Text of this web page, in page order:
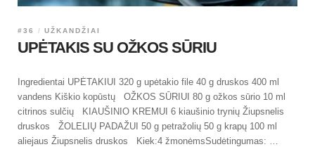
#36 UŽKANDŽIAI
UPĖTAKIS SU OŽKOS SŪRIU
Ingredientai UPĖTAKIUI 320 g upėtakio file 40 g druskos 400 ml
vandens Kiškio kopūstų OŽKOS SŪRIUI 80 g ožkos sūrio 10 ml
citrinos sulčių KIAUŠINIO KREMUI 6 kiaušinio trynių Žiupsnelis
druskos ŽOLELIŲ PADAŽUI 50 g petražolių 50 g krapų 100 ml
aliejaus Žiupsnelis druskos Kiek:4 žmonėmsSudėtingumas: …